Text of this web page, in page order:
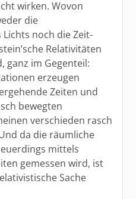
wirken. Wovon
die
noch die Zeit-
Relativitäten
ganz im Gegenteil:
erzeugen
Zeiten und
bewegten
verschieden rasch
da die räumliche
mittels
gemessen wird, ist
Sache